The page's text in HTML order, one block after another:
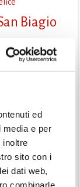
ed
media e per
inoltre
sito con i
dati web,
combinarle
Biagio
in biblioteca
lettura